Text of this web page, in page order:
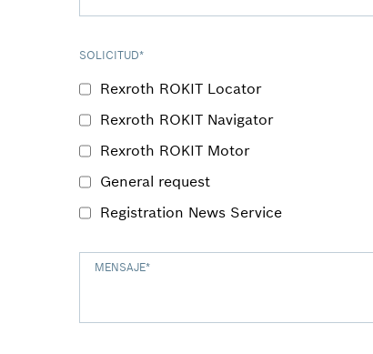
SOLICITUD*
Rexroth ROKIT Locator
Rexroth ROKIT Navigator
Rexroth ROKIT Motor
General request
Registration News Service
MENSAJE*